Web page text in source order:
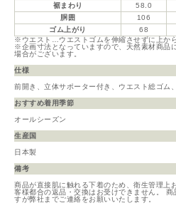
裾まわり
58.0
胴囲
106
ゴム上がり
68
※ウエスト…ウエストゴムを伸縮させずに上か
※企画寸法となっていますので、天然素材商品
場合がございます。
仕様
前開き、立体サポーター付き、ウエスト総ゴム
おすすめ着用季節
オールシーズン
生産国
日本製
備考
商品が直接肌に触れる下着のため、衛生管理上
客様都合の返品・交換はお受けできません。
すが弊社までご連絡をお願いいたします。